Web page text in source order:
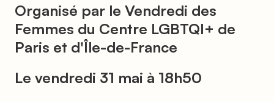
Organisé par le Vendredi des
Femmes du Centre LGBTQI+ de
Paris et d'Île-de-France
Le vendredi 31 mai à 18h50